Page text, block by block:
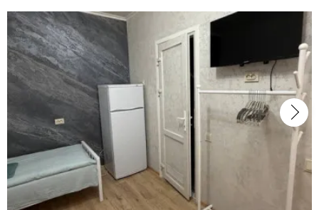
Комерческая недвижимость
Продажа коммерческой недвижимости
Аренда коммерческой недвижимости
Другие разделы
Новости
Агентства
Ремонт квартир